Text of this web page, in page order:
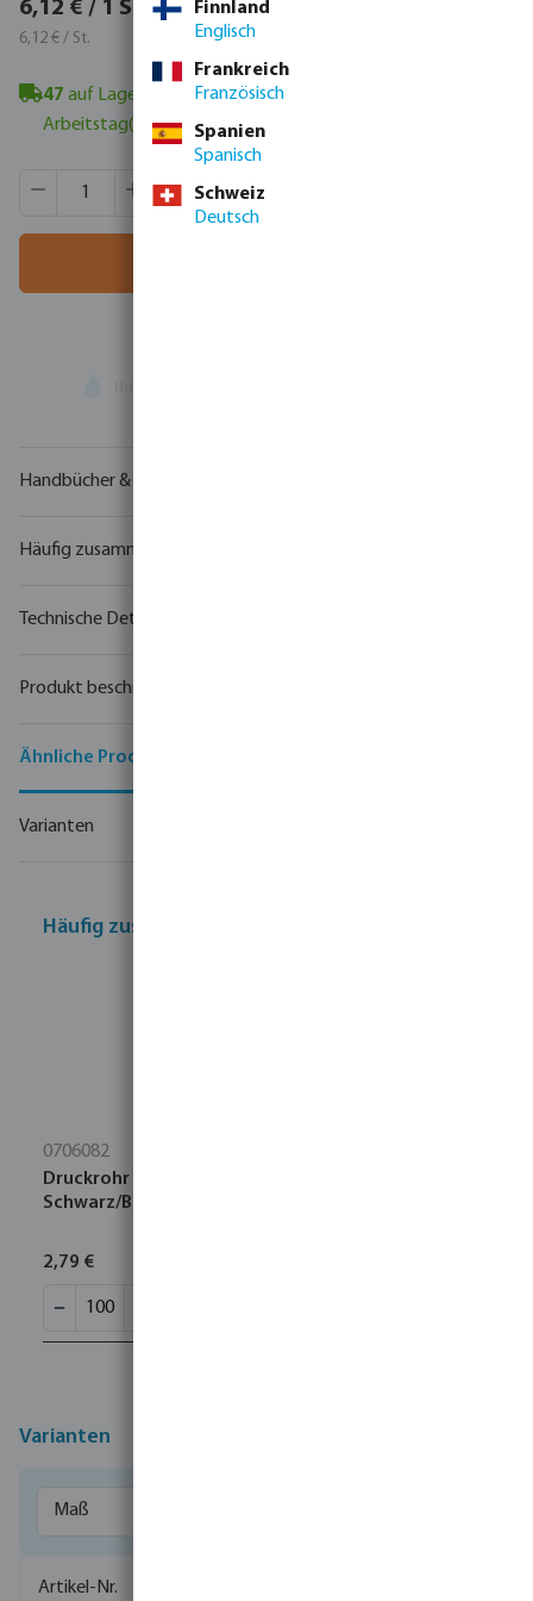
6,12 € / 1 St.
6,12 € / St. 7,28 € / St.
47 auf Lager in Veghel, NL - Mindestlieferzeit: 1-2
Arbeitstag(e)
Produkt Anzahl: Gib den gewünschten Wert ein oder
VE:
15 St.
MSQ:1 St.
Handbücher & Zeichnungen
Häufig zusammen gekauft
Technische Details
Produkt beschreibung
Ähnliche Produkte
Varianten
Häufig zusammen gekauft
0706082
Druckrohr PE100 32 mm x 3,0 mm Glatt SDR11 16bar
Schwarz/Blau 100m DVGW
2,79 €
Varianten
Finnland
Englisch
Frankreich
Französisch
Spanien
Spanisch
Schweiz
Deutsch